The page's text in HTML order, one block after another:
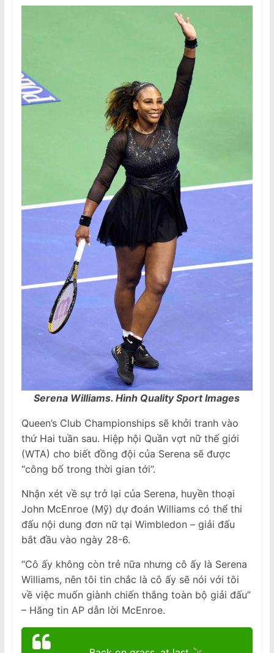
Serena Williams. Hình Quality Sport Images
Queen’s Club Championships sẽ khởi tranh vào
thứ Hai tuần sau. Hiệp hội Quần vợt nữ thế giới
(WTA) cho biết đồng đội của Serena sẽ được
“công bố trong thời gian tới”.
Nhận xét về sự trở lại của Serena, huyền thoại
John McEnroe (Mỹ) dự đoán Williams có thể thi
đấu nội dung đơn nữ tại Wimbledon – giải đấu
bắt đầu vào ngày 28-6.
“Cô ấy không còn trẻ nữa nhưng cô ấy là Serena
Williams, nên tôi tin chắc là cô ấy sẽ nói với tôi
về việc muốn giành chiến thắng toàn bộ giải đấu”
– Hãng tin AP dẫn lời McEnroe.